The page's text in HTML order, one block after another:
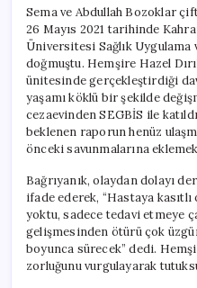
Sema ve Abdullah Bozoklar
26 Mayıs 2021 tarihinde
Üniversitesi Sağlık Uygulama
doğmuştu. Hemşire Hazel
ünitesinde gerçekleştirdiği
yaşamı köklü bir şekilde
cezaevinden SEGBİS ile
beklenen raporun henüz
önceki savunmalarına
Bağrıyanık, olaydan dolayı
ifade ederek, “Hastaya
yoktu, sadece tedavi etmeye
gelişmesinden ötürü çok
boyunca sürecek” dedi.
zorluğunu vurgulayarak